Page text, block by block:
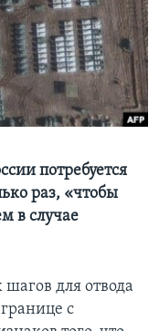
потребуется
раз, «чтобы
в случае
для отвода
с